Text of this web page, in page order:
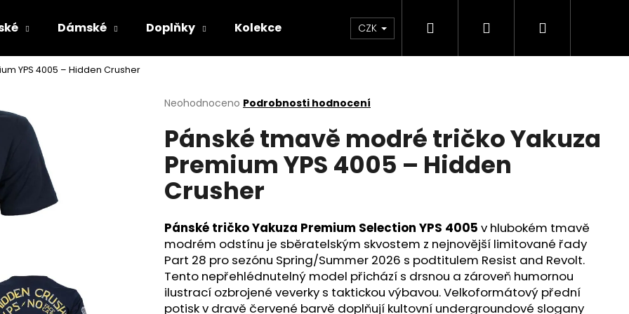
Dámské Doplňky Kolekce Kontakt Velkoobchod Obchodní
CZK Hledat PřihlášeníNákupní
YPS 4005 – Hidden Crusher
Průměrné
produktu
je
0,0
5
hvězdiček.
Neohodnoceno Podrobnosti hodnocení
Pánské tmavě modré tričko Yakuza
Premium YPS 4005 – Hidden
Crusher
Pánské tričko Yakuza Premium Selection YPS 4005 v hlubokém tmavě
modrém odstínu je sběratelským skvostem z nejnovější limitované řady
Part 28 pro sezónu Spring/Summer 2026 s podtitulem Resist and Revolt.
Tento nepřehlédnutelný model přichází s drsnou a zároveň humornou
ilustrací ozbrojené veverky s taktickou výbavou. Velkoformátový přední
potisk v dravě červené barvě doplňují kultovní undergroundové slogany
Co potřebujete najít?
HLEDAT
Doporučujeme
ŠEDÉ TRIČKO YAKUZA PREMIUM PÁNSKÉ OLIVOVÉ TRIČKO YAKUZA